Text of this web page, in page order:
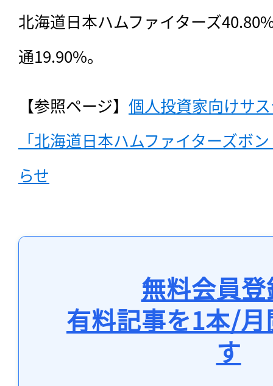
北海道日本ハムファイターズ
通19.90%。
【参照ページ】 個人投資家向けサ
「北海道日本ハムファイターズボ
らせ
無料会員
有料記事を1本/
す